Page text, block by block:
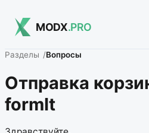
MODX.PRO
Разделы Вопросы
Отправка
formIt